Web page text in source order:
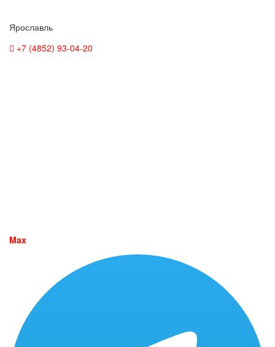
Ярославль
+7 (4852) 93-04-20
Max